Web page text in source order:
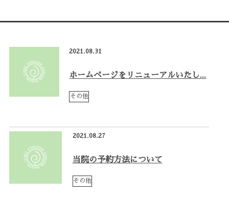
2021.08.31
ホームページをリニューアルいたし...
その他
2021.08.27
当院の予約方法について
その他